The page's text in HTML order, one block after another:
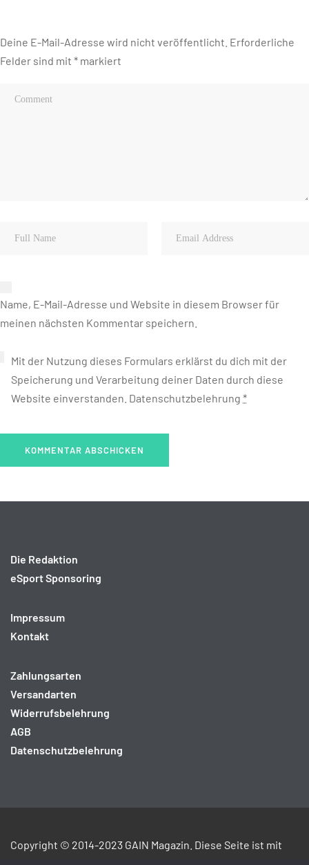
Deine E-Mail-Adresse wird nicht veröffentlicht. Erforderliche
Felder sind mit * markiert
Name, E-Mail-Adresse und Website in diesem Browser für
meinen nächsten Kommentar speichern.
Mit der Nutzung dieses Formulars erklärst du dich mit der
Speicherung und Verarbeitung deiner Daten durch diese
Website einverstanden. Datenschutzbelehrung *
Die Redaktion
eSport Sponsoring
Impressum
Kontakt
Zahlungsarten
Versandarten
Widerrufsbelehrung
AGB
Datenschutzbelehrung
Copyright © 2014-2023 GAIN Magazin. Diese Seite ist mit